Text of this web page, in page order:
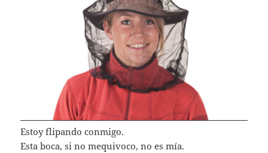
Estoy flipando conmigo.
Esta boca, si no mequivoco, no es mía.